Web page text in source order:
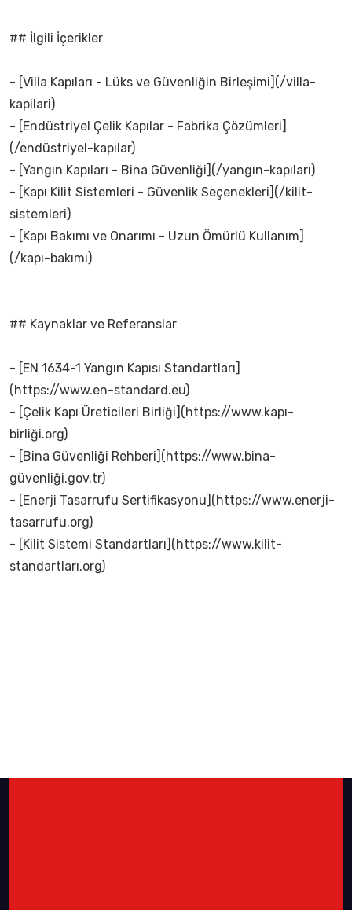
## İlgili İçerikler
- [Villa Kapıları - Lüks ve Güvenliğin Birleşimi](/villa-
kapilari)
- [Endüstriyel Çelik Kapılar - Fabrika Çözümleri]
(/endüstriyel-kapılar)
- [Yangın Kapıları - Bina Güvenliği](/yangın-kapıları)
- [Kapı Kilit Sistemleri - Güvenlik Seçenekleri](/kilit-
sistemleri)
- [Kapı Bakımı ve Onarımı - Uzun Ömürlü Kullanım]
(/kapı-bakımı)
## Kaynaklar ve Referanslar
- [EN 1634-1 Yangın Kapısı Standartları]
(https://www.en-standard.eu)
- [Çelik Kapı Üreticileri Birliği](https://www.kapı-
birliği.org)
- [Bina Güvenliği Rehberi](https://www.bina-
güvenliği.gov.tr)
- [Enerji Tasarrufu Sertifikasyonu](https://www.enerji-
tasarrufu.org)
- [Kilit Sistemi Standartları](https://www.kilit-
standartları.org)